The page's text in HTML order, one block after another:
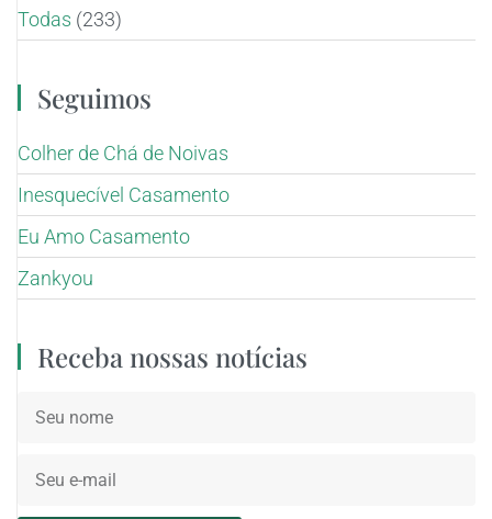
Todas (233)
Seguimos
Colher de Chá de Noivas
Inesquecível Casamento
Eu Amo Casamento
Zankyou
Receba nossas notícias